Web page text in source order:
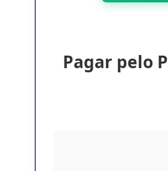
Pagar pelo